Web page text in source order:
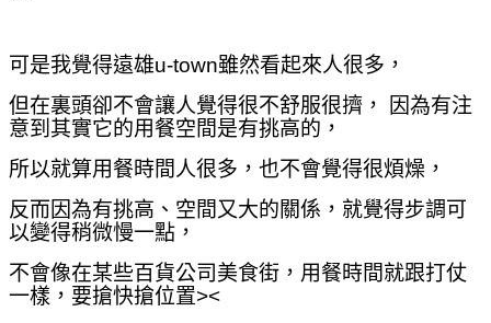
可是我覺得遠雄u-town雖然看起來人很多，
但在裏頭卻不會讓人覺得很不舒服很擠， 因為有注
意到其實它的用餐空間是有挑高的，
所以就算用餐時間人很多，也不會覺得很煩燥，
反而因為有挑高、空間又大的關係，就覺得步調可
以變得稍微慢一點，
不會像在某些百貨公司美食街，用餐時間就跟打仗
一樣， 要搶快搶位置><